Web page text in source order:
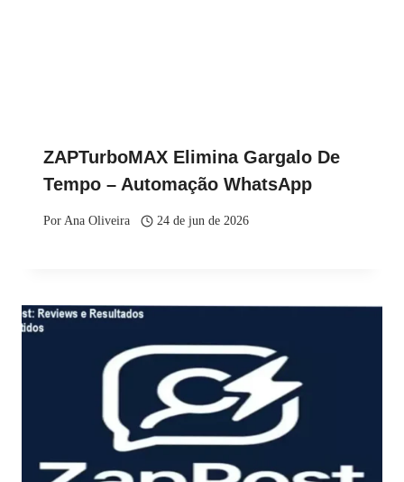
ZAPTurboMAX Elimina Gargalo De
Tempo – Automação WhatsApp
PorAna Oliveira 24 de jun de 2026